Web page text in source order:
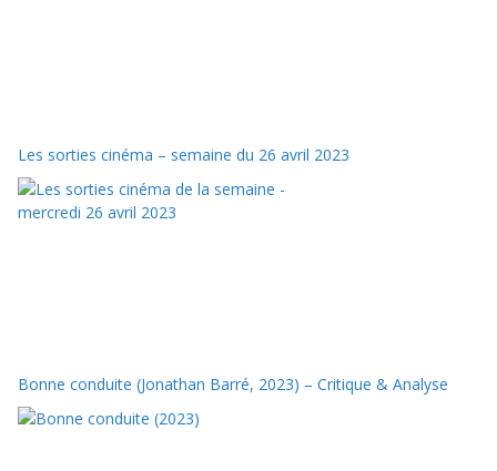
Les sorties cinéma – semaine du 26 avril 2023
Bonne conduite (Jonathan Barré, 2023) – Critique & Analyse